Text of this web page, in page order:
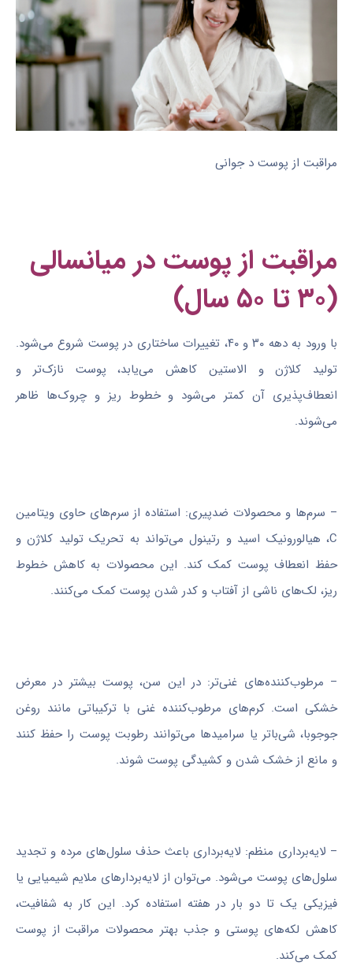
مراقبت از پوست د جوانی
مراقبت از پوست در میانسالی
(۳۰ تا ۵۰ سال)
با ورود به دهه ۳۰ و ۴۰، تغییرات ساختاری در پوست شروع می‌شود.
تولید کلاژن و الاستین کاهش می‌یابد، پوست نازک‌تر و
انعطاف‌پذیری آن کمتر می‌شود و خطوط ریز و چروک‌ها ظاهر
می‌شوند.
– سرم‌ها و محصولات ضدپیری: استفاده از سرم‌های حاوی ویتامین
C، هیالورونیک اسید و رتینول می‌تواند به تحریک تولید کلاژن و
حفظ انعطاف پوست کمک کند. این محصولات به کاهش خطوط
ریز، لک‌های ناشی از آفتاب و کدر شدن پوست کمک می‌کنند.
– مرطوب‌کننده‌های غنی‌تر: در این سن، پوست بیشتر در معرض
خشکی است. کرم‌های مرطوب‌کننده غنی با ترکیباتی مانند روغن
جوجوبا، شی‌باتر یا سرامیدها می‌توانند رطوبت پوست را حفظ کنند
و مانع از خشک شدن و کشیدگی پوست شوند.
– لایه‌برداری منظم: لایه‌برداری باعث حذف سلول‌های مرده و تجدید
سلول‌های پوست می‌شود. می‌توان از لایه‌بردارهای ملایم شیمیایی یا
فیزیکی یک تا دو بار در هفته استفاده کرد. این کار به شفافیت،
کاهش لکه‌های پوستی و جذب بهتر محصولات مراقبت از پوست
کمک می‌کند.